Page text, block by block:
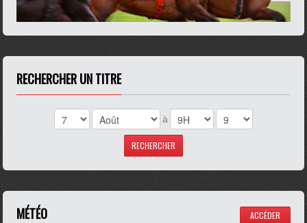
RECHERCHER UN TITRE
à
MÉTÉO ACCÉDER